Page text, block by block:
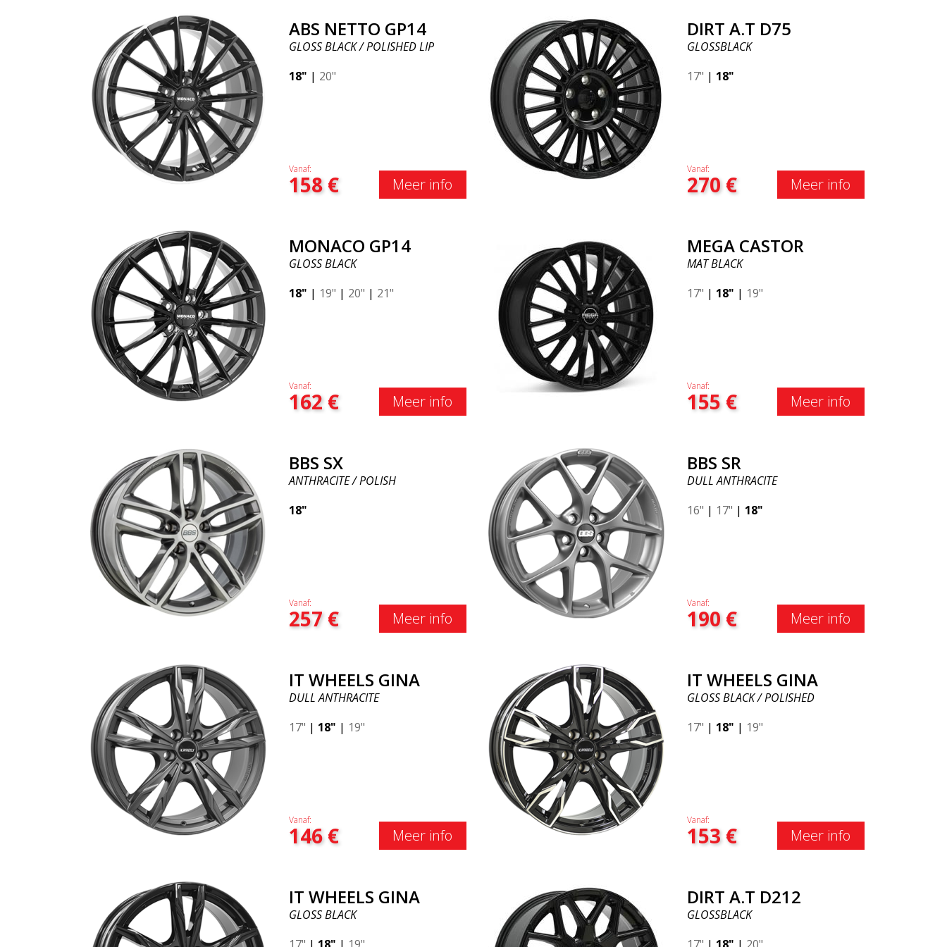
ABS NETTO GP14
GLOSS BLACK / POLISHED LIP
18" | 20"
Vanaf:
158€ Meer info
DIRT A.T D75
GLOSSBLACK
17" | 18"
Vanaf:
270€ Meer info
MONACO GP14
GLOSS BLACK
18" | 19" | 20" | 21"
Vanaf:
162€ Meer info
MEGA CASTOR
MAT BLACK
17" | 18" | 19"
Vanaf:
155€ Meer info
BBS SX
ANTHRACITE / POLISH
18"
Vanaf:
257€ Meer info
BBS SR
DULL ANTHRACITE
16" | 17" | 18"
Vanaf:
190€ Meer info
IT WHEELS GINA
DULL ANTHRACITE
17" | 18" | 19"
Vanaf:
146€ Meer info
IT WHEELS GINA
GLOSS BLACK / POLISHED
17" | 18" | 19"
Vanaf:
153€ Meer info
IT WHEELS GINA
GLOSS BLACK
DIRT A.T D212
GLOSSBLACK